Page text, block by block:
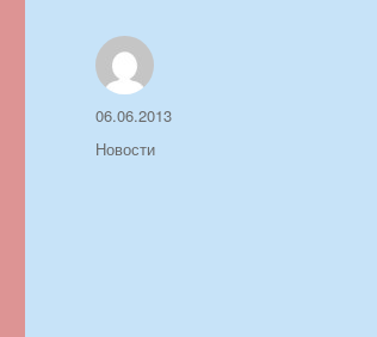
Автор
Опубликовано
06.06.2013
Рубрики
Новости